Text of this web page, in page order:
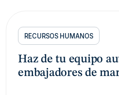
RECURSOS HUMANOS
Haz de tu equipo
embajadores de